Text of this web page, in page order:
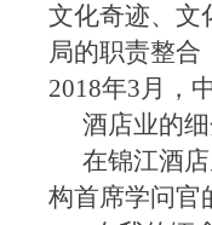
文化奇迹、文
局的职责整合
2018年3月，
酒店业的
在锦江酒
构首席学问官